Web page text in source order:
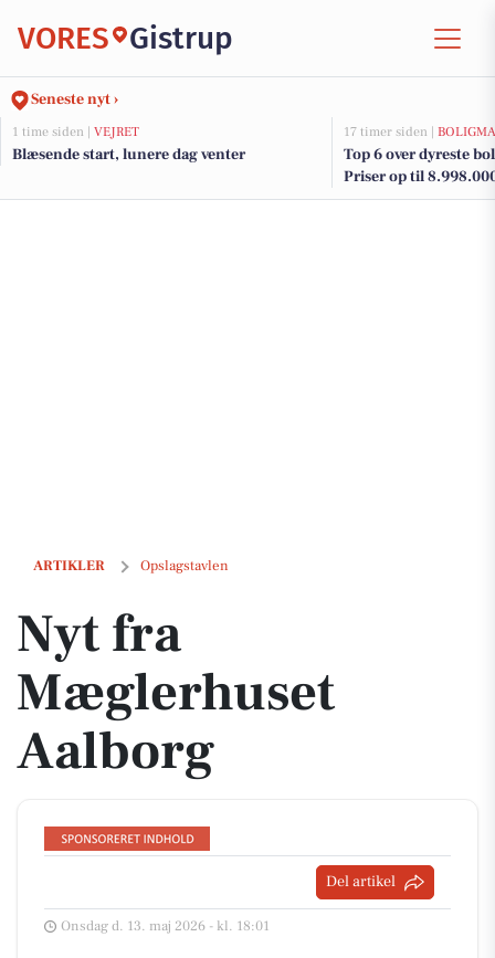
VORES Gistrup
Seneste nyt ›
1 time siden | VEJRET
Blæsende start, lunere dag venter
17 timer siden |
Top 6 over dyreste
Priser op til
ARTIKLER Opslagstavlen
Nyt fra Mæglerhuset Aalborg
Nyt fra
Mæglerhuset
Aalborg
Del artikel
Onsdag d. 13. maj 2026 - kl. 18:01